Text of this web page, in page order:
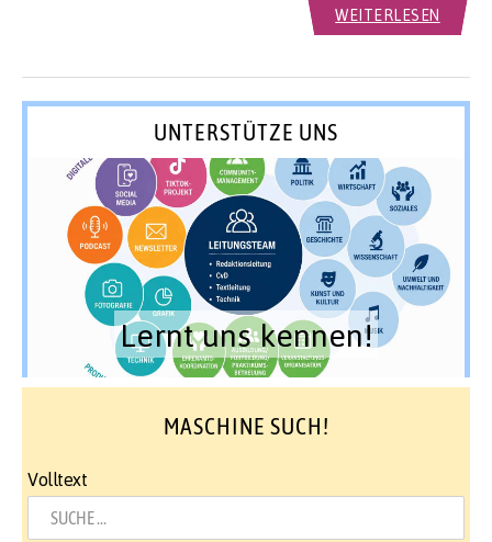
WEITERLESEN
UNTERSTÜTZE UNS
Lernt uns kennen!
MASCHINE SUCH!
Volltext